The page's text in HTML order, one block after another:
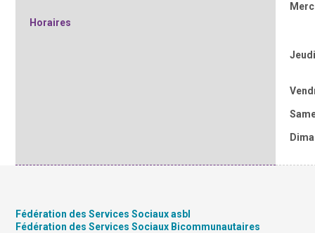
Horaires
Fédération des Services Sociaux asbl
Fédération des Services Sociaux Bicommunautaires